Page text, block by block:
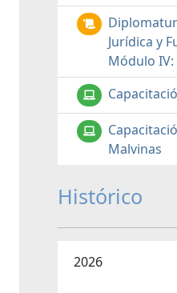
Jurídica y
Módulo IV:
Malvinas
Histórico
2026